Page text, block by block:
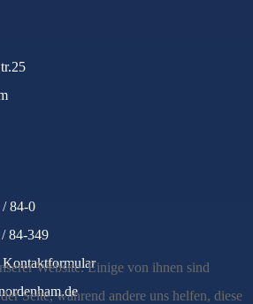
84-0
84-349
Kontaktformular
Website. Einige von ihnen sind
Seite, während andere uns helfen, diese